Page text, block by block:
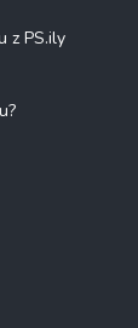
z PS.ily